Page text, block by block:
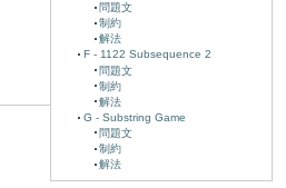
問題文
制約
解法
F - 1122 Subsequence 2
問題文
制約
解法
G - Substring Game
問題文
制約
解法